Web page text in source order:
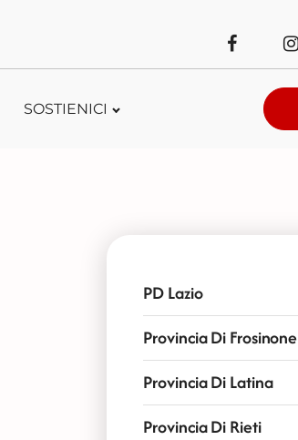
SOSTIENICI
PD Lazio
Provincia Di Frosinone
Provincia Di Latina
Provincia Di Rieti